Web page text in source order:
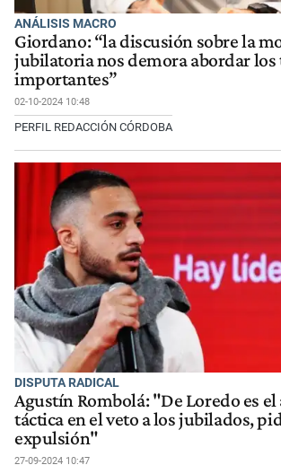
ANÁLISIS MACRO
Giordano: “la discusión sobre la
jubilatoria nos demora abordar los
importantes”
02-10-2024 10:48
PERFIL REDACCIÓN CÓRDOBA
DISPUTA RADICAL
Agustín Rombolá: "De Loredo es
táctica en el veto a los jubilados,
expulsión"
27-09-2024 10:47